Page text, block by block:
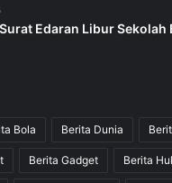
Edaran Libur Sekolah
Bola Berita Dunia
Berita Gadget Berita